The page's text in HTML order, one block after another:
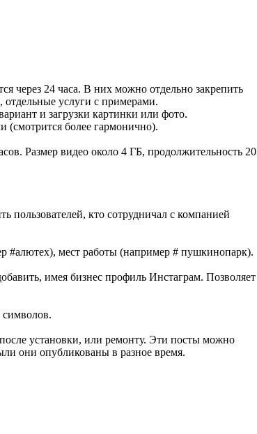
через 24 часа. В них можно отдельно закрепить
услуги с примерами.
и загрузки картинки или фото.
более гармонично).
Размер видео около 4 ГБ, продолжительность 20
пользователей, кто сотрудничал с компанией
#алютех), мест работы (например # пушкинопарк).
имея бизнес профиль Инстаграм. Позволяет
символов.
установки, или ремонту. Эти посты можно
они опубликованы в разное время.